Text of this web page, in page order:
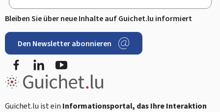
Bleiben Sie über neue Inhalte auf Guichet.lu informiert
Den Newsletter abonnieren
FacebookLinkedIn
Guichet.lu ist ein Informationsportal, das Ihre Interaktion